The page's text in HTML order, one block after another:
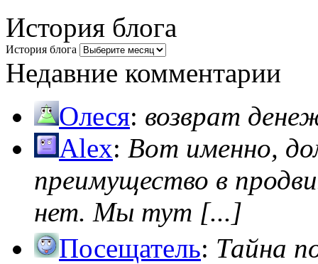
История блога
История блога
Недавние комментарии
Олеся: возврат
Alex: Вот именно,
преимущество в
нет. Мы тут [...]
Посещатель: Тайна